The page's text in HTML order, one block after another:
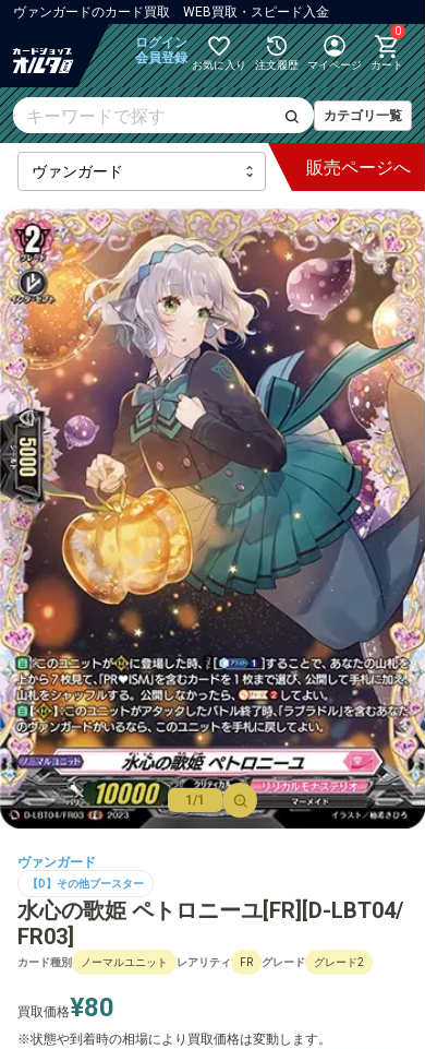
ヴァンガードのカード買取 WEB買取・スピード入金
ログイン
会員登録 お気に入り 注文履歴 マイページ
0
カート
カテゴリ一覧
最新弾
【DZ】ブースター
【DZ】その他ブースター
【DZ】デッキなど
【D】ブースター
【D】その他ブースター
【D】デッキなど
【DPR】PRカード
販売ページへ
1/1
ヴァンガード
【D】その他ブースター
水心の歌姫 ペトロニーユ[FR][D-LBT04/
FR03]
カード種別 ノーマルユニット レアリティ FR グレード グレード2
買取価格¥80
状態や到着時の相場により買取価格は変動します。